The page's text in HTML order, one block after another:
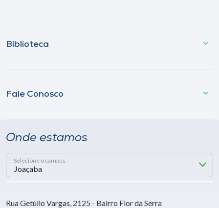
Biblioteca
Fale Conosco
Onde estamos
Selecione o campus
Rua Getúlio Vargas, 2125 - Bairro Flor da Serra